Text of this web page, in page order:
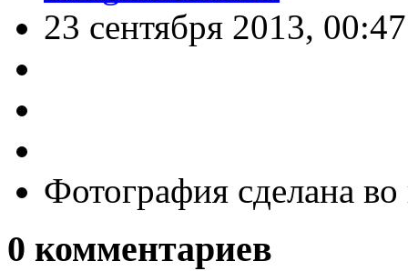
23 сентября 2013, 00:47
Фотография сделана
0 комментариев